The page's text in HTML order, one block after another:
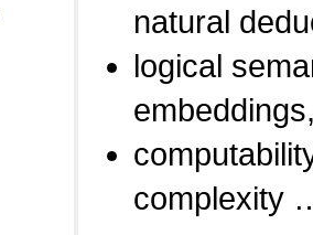
natural
logical
complexity